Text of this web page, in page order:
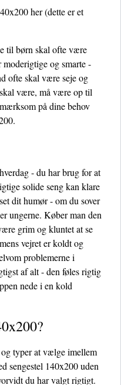
her(dette er et
til børn skal ofte være
og smarte -
ofte skal være seje og
være, må være op til
på dine behov
- du har brug for at
solide seng kan klare
dit humør - om du sover
ungerne. Køber man den
grim og kluntet at se
vejret er koldt og
problemerne i
af alt - den føles rigtig
nede i en kold
og typer at vælge imellem
sengestel 140x200 uden
du har valgt rigtigt.